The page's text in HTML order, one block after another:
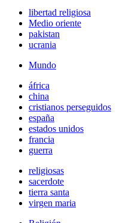
libertad religiosa
Medio oriente
pakistan
ucrania
Mundo
áfrica
china
cristianos perseguidos
españa
estados unidos
francia
guerra
religiosas
sacerdote
tierra santa
virgen maria